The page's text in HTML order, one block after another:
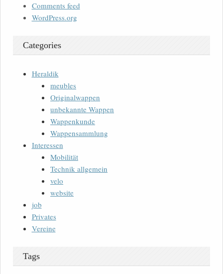
Comments feed
WordPress.org
Categories
Heraldik
meubles
Originalwappen
unbekannte Wappen
Wappenkunde
Wappensammlung
Interessen
Mobilität
Technik allgemein
velo
website
job
Privates
Vereine
Tags